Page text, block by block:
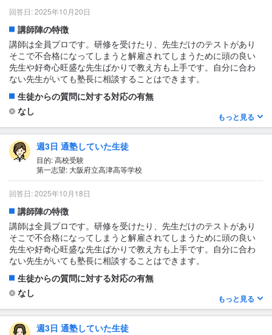
他の子もわかっていない子がいるという精神でいます。質問をす
ると感謝されることもあるので良いと思います！
テキスト・教材について
わかりやすい
回答日: 2025年10月20日
講師陣の特徴
講師は全員プロです。研修を受けたり、先生だけのテストがあり
そこで不合格になってしまうと解雇されてしまうために頭の良い
先生や好奇心旺盛な先生ばかりで教え方も上手です。自分に合わ
ない先生がいても塾長に相談することはできます。
生徒からの質問に対する対応の有無
なし
1日あたりの授業時間について
2〜3時間
授業の形式・流れ・雰囲気
授業の雰囲気としては先生に質問しやすい雰囲気になっていま
他の子もわかっていない子がいるという精神でいます。質問をす
ると感謝されることもあるので良いと思います！
テキスト・教材について
わかりやすい
もっと見る
週3日 通塾していた生徒
目的: 高校受験
第一志望: 大阪府立高津高等学校
回答日: 2025年10月18日
講師陣の特徴
講師は全員プロです。研修を受けたり、先生だけのテストがあり
そこで不合格になってしまうと解雇されてしまうために頭の良い
先生や好奇心旺盛な先生ばかりで教え方も上手です。自分に合わ
ない先生がいても塾長に相談することはできます。
生徒からの質問に対する対応の有無
なし
1日あたりの授業時間について
1〜2時間
もっと見る
週3日 通塾していた生徒